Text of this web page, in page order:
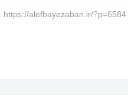
https://alefbayezaban.ir/?p=6584